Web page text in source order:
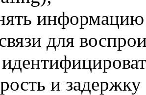
для
и